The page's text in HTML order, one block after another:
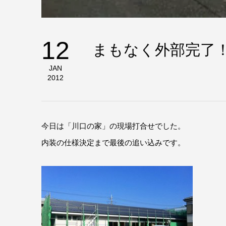
12
JAN
2012
まもなく外部完了
今日は「川口の家」の現場打合せでした。
内装の仕様決定まで最後の追い込みです。